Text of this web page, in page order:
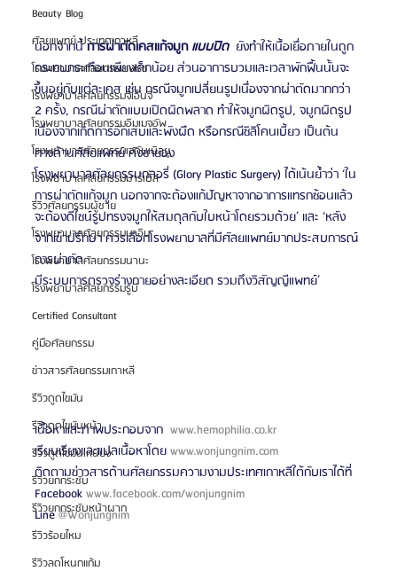
Beauty Blog
ศัลยแพทย์ ประเทศเกาหลี
โรงพยาบาลศัลยกรรมเฟรช
โรงพยาบาลศัลยกรรมจีเอ็นจี
โรงพยาบาลศัลยกรรมอิมเมจอัพ
โรงพยาบาลศัลยกรรมเจดับเบิลยู
โรงพยาบาลศัลยกรรมมาร์เบิ้ล
รีวิวศัลยกรรมผู้ชาย
โรงพยาบาลศัลยกรรมมาอิน
โรงพยาบาลศัลยกรรมนานะ
โรงพยาบาลศัลยกรรมรูบี
Certified Consultant
คู่มือศัลยกรรม
ข่าวสารศัลยกรรมเกาหลี
รีวิวดูดไขมัน
รีวิวดูดไขมันหน้า
รีวิวดูดไขมันเหนียง
รีวิวยกกระชับ
รีวิวยกกระชับหน้าผาก
รีวิวร้อยไหม
รีวิวลดโหนกแก้ม
นอกจากนี้ การผ่าตัดเคสแก้จมูก แบบปิด
  ยังทำให้เนื้อเยื่อภายในถูก
กระทบกระเทือนเพียงเล็กน้อย ส่วนอาการบวมและเวลาพักฟื้นนั้นจะ
ขึ้นอยู่กับแต่ละเคส เช่น กรณีจมูกเปลี่ยนรูปเนื่องจากผ่าตัดมากกว่า
2 ครั้ง, กรณีผ่าตัดแบบเปิดผิดพลาด ทำให้จมูกผิดรูป, จมูกผิดรูป
เนื่องจากเกิดการอักเสบและพังผืด หรือกรณีซิลิโคนเบี้ยว เป็นต้น
ทางด้านศัลยแพทย์ คังชายอง
โรงพยาบาลศัลยกรรมกลอรี่ (Glory Plastic Surgery) ได้เน้นย้ำว่า ‘ใน
การผ่าตัดแก้จมูก นอกจากจะต้องแก้ปัญหาจากอาการแทรกซ้อนแล้ว
จะต้องดีไซน์รูปทรงจมูกให้สมดุลกับใบหน้าโดยรวมด้วย’ และ ‘หลัง
จากเข้าปรึกษา ควรเลือกโรงพยาบาลที่มีศัลยแพทย์มากประสบการณ์
การผ่าตัด
มีระบบการตรวจร่างกายอย่างละเอียด รวมถึงวิสัญญีแพทย์’
เนื้อหาและภาพประกอบจาก www.hemophilia.co.kr
เรียบเรียงและแปลเนื้อหาโดย www.wonjungnim.com
ติดตามข่าวสารด้านศัลยกรรมความงามประเทศเกาหลีใต้กับเราได้ที่
Facebook www.facebook.com/wonjungnim
Line @Wonjungnim